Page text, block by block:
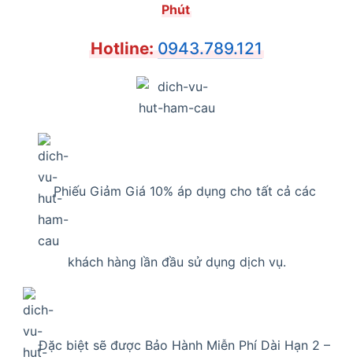
Phút
Hotline: 0943.789.121
Phiếu Giảm Giá 10% áp dụng cho tất cả các
khách hàng lần đầu sử dụng dịch vụ.
Đặc biệt sẽ được Bảo Hành Miễn Phí Dài Hạn 2 –